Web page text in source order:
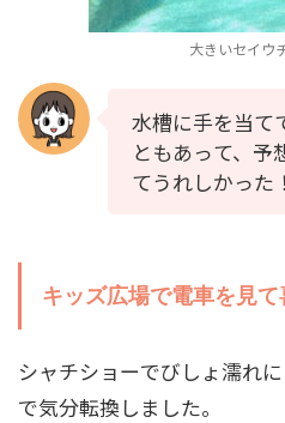
大きいセイウ
水槽に手を当て
ともあって、予
てうれしかった！
キッズ広場で電車を見て
シャチショーでびしょ濡れ
で気分転換しました。